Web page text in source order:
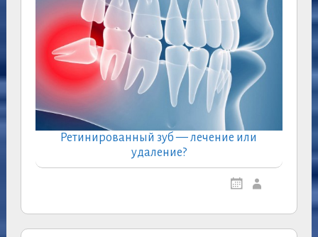
Ретинированный зуб — лечение или
удаление?